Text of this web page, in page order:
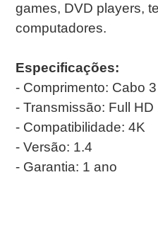
games, DVD players,
computadores.
Especificações:
- Comprimento: Cabo
- Transmissão: Full HD
- Compatibilidade: 4K
- Versão: 1.4
- Garantia: 1 ano